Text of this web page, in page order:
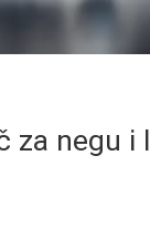
za negu i